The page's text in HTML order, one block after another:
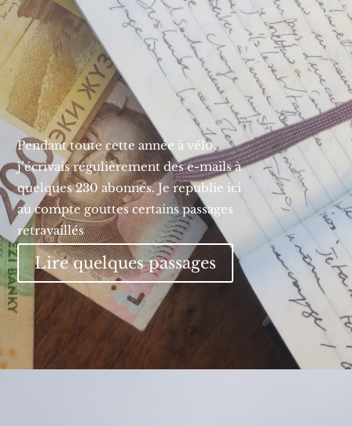
Pendant toute cette année à vélo,
j’écrivais régulièrement des e-mails à
quelques 230 abonnés. Je republie ici
au compte gouttes certains passages
retravaillés
Lire quelques passages